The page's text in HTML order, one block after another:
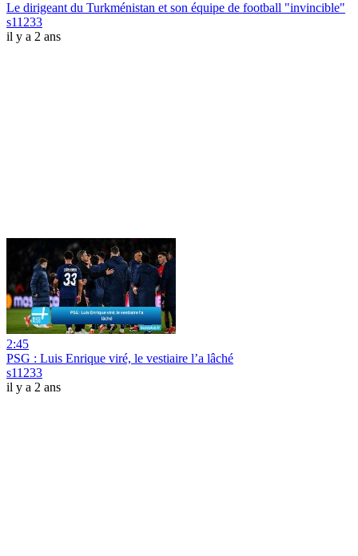
Le dirigeant du Turkménistan et son équipe de football "invincible"
s11233
il y a 2 ans
2:45
PSG ‍: Luis Enrique viré, le vestiaire l’a lâché
s11233
il y a 2 ans